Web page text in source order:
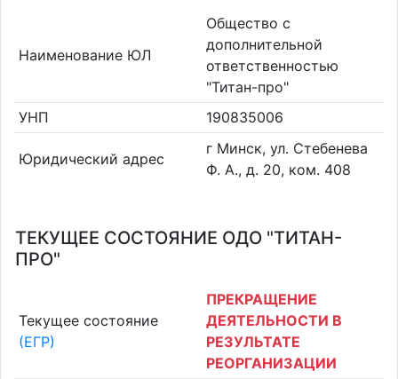
Наименование ЮЛ
Общество с
дополнительной
ответственностью
"Титан-про"
УНП
190835006
Юридический адрес
г Минск, ул. Стебенева
Ф. А., д. 20, ком. 408
ТЕКУЩЕЕ СОСТОЯНИЕ ОДО "ТИТАН-
ПРО"
Текущее состояние
(ЕГР)
ПРЕКРАЩЕНИЕ
ДЕЯТЕЛЬНОСТИ В
РЕЗУЛЬТАТЕ
РЕОРГАНИЗАЦИИ